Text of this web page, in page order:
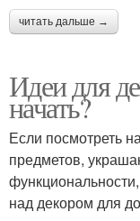
читать дальше →
Идеи для
начать?
Если посмотреть
предметов,
над декором для